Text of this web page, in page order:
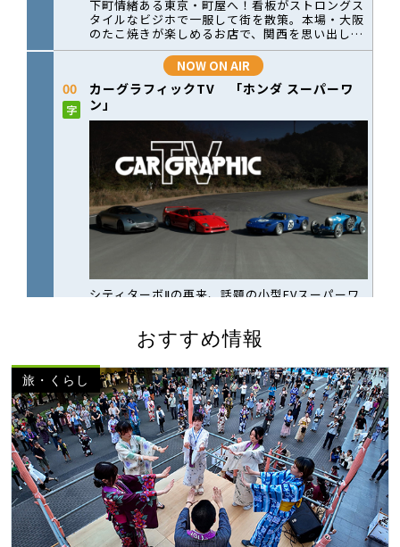
おすすめ情報
旅・くらし